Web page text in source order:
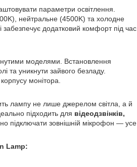
параметри освітлення.
нейтральне (4500K) та холодне
забезпечує додатковий комфорт під час
моделями. Встановлення
та уникнути зайвого безладу.
монітора.
лампу не лише джерелом світла, а й
підходить для відеодзвінків,
підключати зовнішній мікрофон — усе
Lamp: